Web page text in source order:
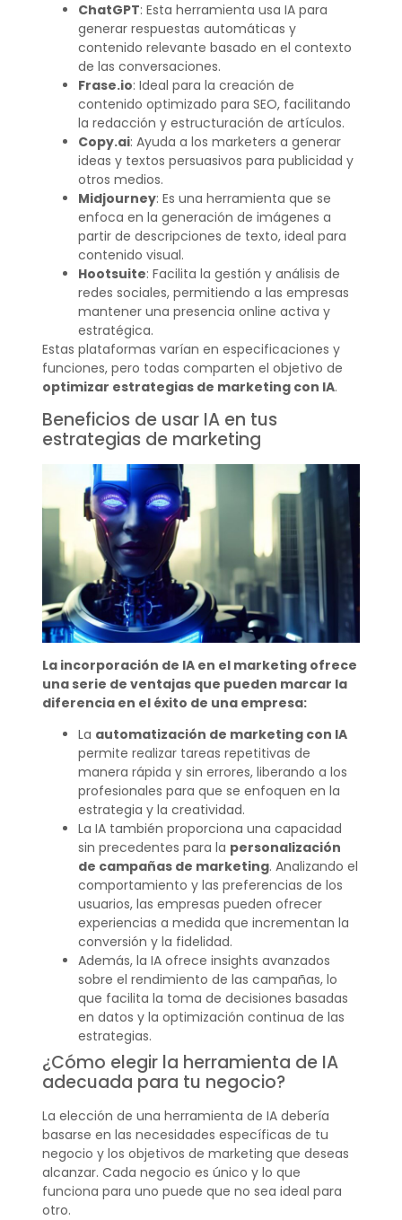
ChatGPT: Esta herramienta usa IA para
generar respuestas automáticas y
contenido relevante basado en el contexto
de las conversaciones.
Frase.io: Ideal para la creación de
contenido optimizado para SEO, facilitando
la redacción y estructuración de artículos.
Copy.ai: Ayuda a los marketers a generar
ideas y textos persuasivos para publicidad y
otros medios.
Midjourney: Es una herramienta que se
enfoca en la generación de imágenes a
partir de descripciones de texto, ideal para
contenido visual.
Hootsuite: Facilita la gestión y análisis de
redes sociales, permitiendo a las empresas
mantener una presencia online activa y
estratégica.
Estas plataformas varían en especificaciones y
funciones, pero todas comparten el objetivo de
optimizar estrategias de marketing con IA.
Beneficios de usar IA en tus
estrategias de marketing
La incorporación de IA en el marketing ofrece
una serie de ventajas que pueden marcar la
diferencia en el éxito de una empresa:
La automatización de marketing con IA
permite realizar tareas repetitivas de
manera rápida y sin errores, liberando a los
profesionales para que se enfoquen en la
estrategia y la creatividad.
La IA también proporciona una capacidad
sin precedentes para la personalización
de campañas de marketing. Analizando el
comportamiento y las preferencias de los
usuarios, las empresas pueden ofrecer
experiencias a medida que incrementan la
conversión y la fidelidad.
Además, la IA ofrece insights avanzados
sobre el rendimiento de las campañas, lo
que facilita la toma de decisiones basadas
en datos y la optimización continua de las
estrategias.
¿Cómo elegir la herramienta de IA
adecuada para tu negocio?
La elección de una herramienta de IA debería
basarse en las necesidades específicas de tu
negocio y los objetivos de marketing que deseas
alcanzar. Cada negocio es único y lo que
funciona para uno puede que no sea ideal para
otro.